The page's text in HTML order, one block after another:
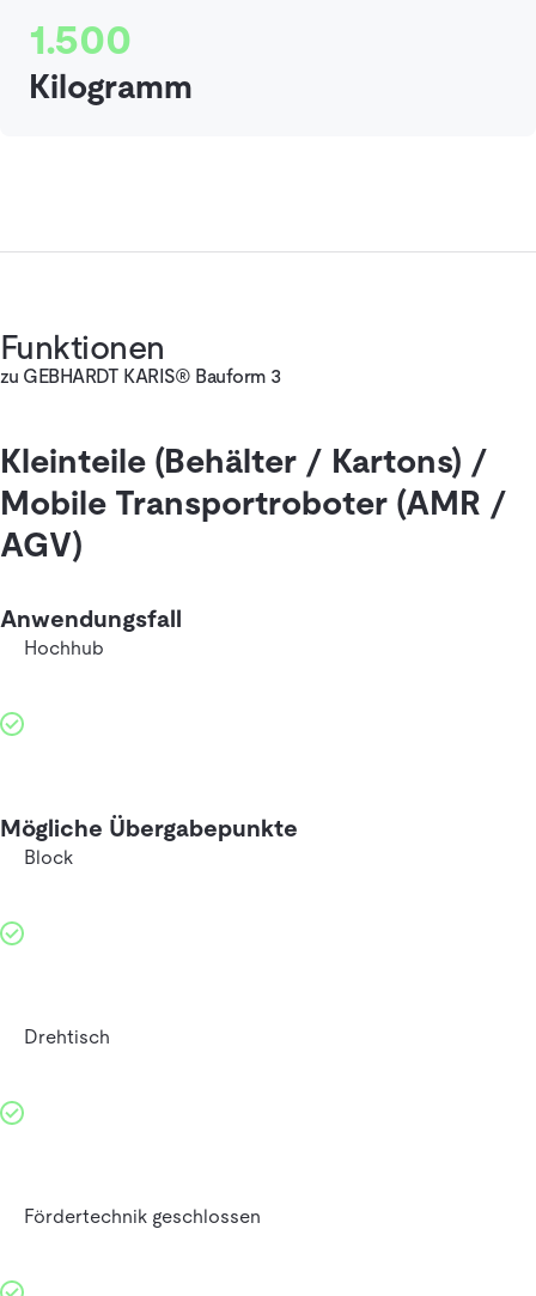
1.500
Kilogramm
Funktionen
zu GEBHARDT KARIS® Bauform 3
Kleinteile (Behälter / Kartons) /
Mobile Transportroboter (AMR /
AGV)
Anwendungsfall
Hochhub
Mögliche Übergabepunkte
Block
Drehtisch
Fördertechnik geschlossen